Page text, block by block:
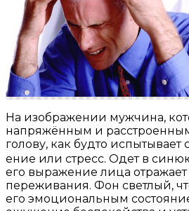
На изображении мужчина,
напряжённым и
голову, как будто испытывает
ение или стресс. Одет в
его выражение лица
переживания. Фон светлый,
его эмоциональным